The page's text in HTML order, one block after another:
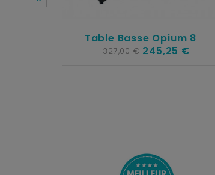
Table Basse Opium 8
327,00 € 245,25 €